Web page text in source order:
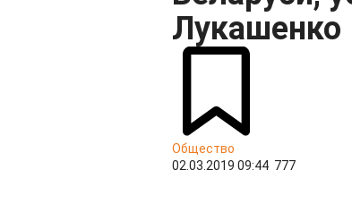
Лукашенко
Общество
02.03.2019 09:44 777